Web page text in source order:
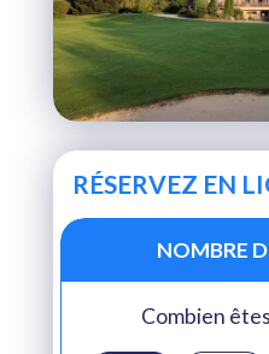
RÉSERVEZ EN
NOMBRE
Combien